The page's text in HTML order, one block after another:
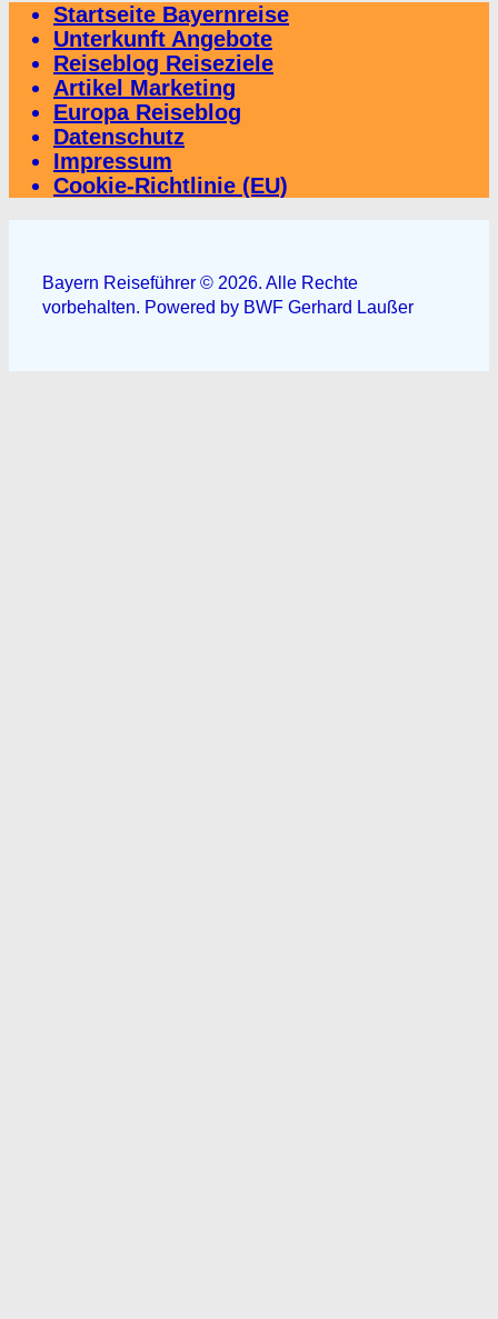
Startseite Bayernreise
Unterkunft Angebote
Reiseblog Reiseziele
Artikel Marketing
Europa Reiseblog
Datenschutz
Impressum
Cookie-Richtlinie (EU)
Bayern Reiseführer © 2026. Alle Rechte
vorbehalten. Powered by BWF Gerhard Laußer